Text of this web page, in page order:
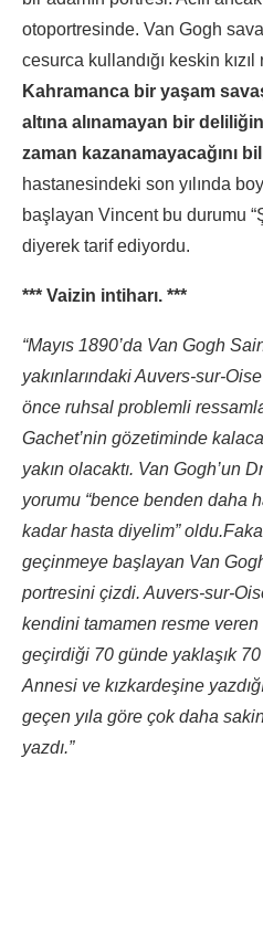
otoportresinde. Van Gogh
cesurca kullandığı keskin
Kahramanca bir yaşam
altına alınamayan bir
zaman kazanamayacağını
hastanesindeki son yılında
başlayan Vincent bu durumu
diyerek tarif ediyordu.
*** Vaizin intiharı. ***
“Mayıs 1890’da Van Gogh
yakınlarındaki Auvers-sur-
önce ruhsal problemli
Gachet’nin gözetiminde
yakın olacaktı. Van Gogh’un
yorumu “bence benden daha
kadar hasta diyelim”
geçinmeye başlayan Van
portresini çizdi. Auvers-sur-
kendini tamamen resme
geçirdiği 70 günde yaklaşık
Annesi ve kızkardeşine
geçen yıla göre çok daha
yazdı.”